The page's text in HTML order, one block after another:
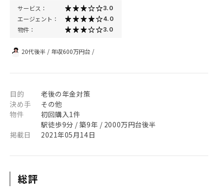
サービス： 3.0
エージェント： 4.0
物件： 3.0
20代後半 / 年収600万円台 /
目的
老後の年金対策
決め手
その他
物件
初回購入1件
駅徒歩9分 / 築9年 / 2000万円台後半
掲載日
2021年05月14日
総評